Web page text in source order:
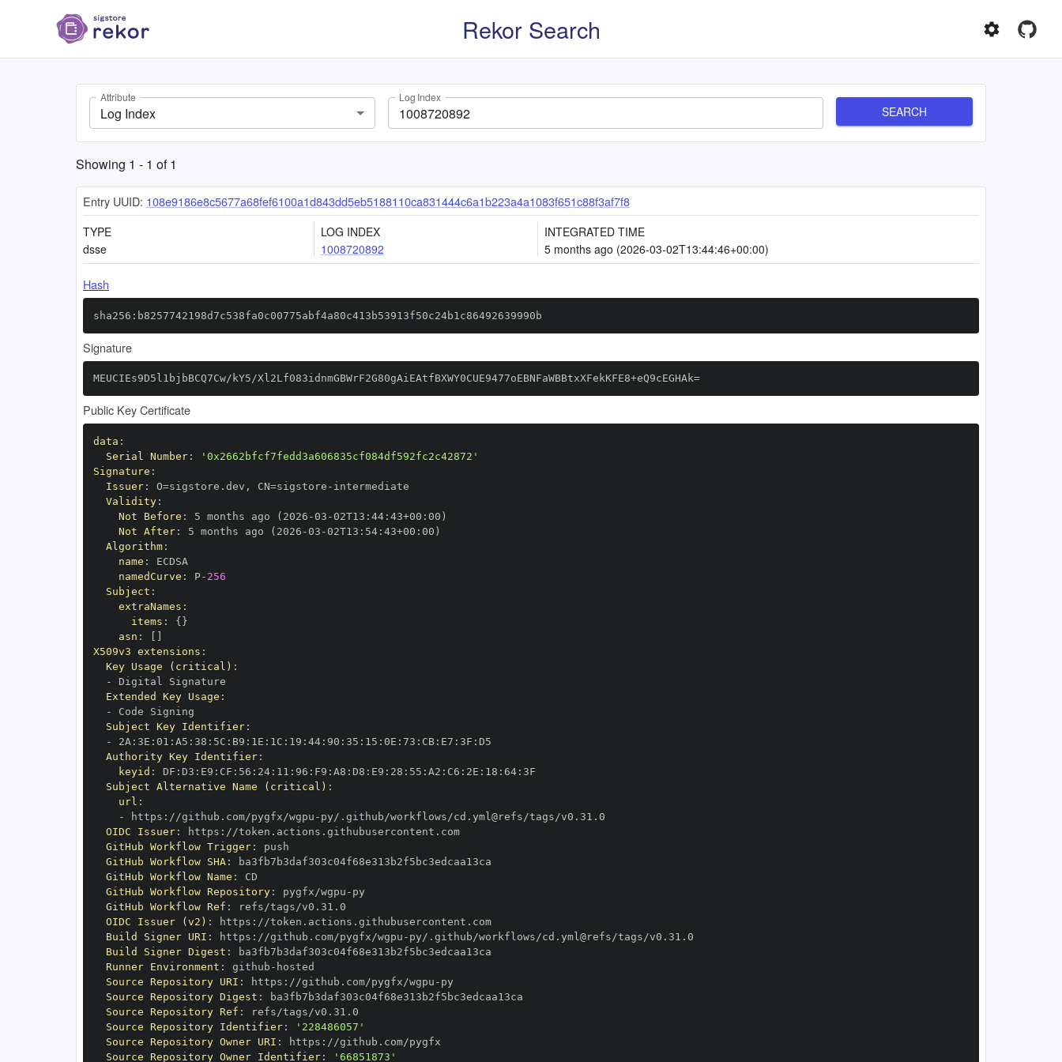
Rekor Search
Attribute
Log Index
Log Index
SEARCH
Showing 1 - 1 of1
Entry UUID: 108e9186e8c5677a68fef6100a1d843dd5eb5188110ca831444c6a1b223a4a1083f651c88f3af7f8
TYPE
dsse
LOG INDEX
1008720892
INTEGRATED TIME
5 months ago (2026-03-02T13:44:46+00:00)
Hash
sha256:b8257742198d7c538fa0c00775abf4a80c413b53913f50c24b1c86492639990b
Signature
MEUCIEs9D5l1bjbBCQ7Cw/kY5/Xl2Lf083idnmGBWrF2G80gAiEAtfBXWY0CUE9477oEBNFaWBBtxXFekKFE8+eQ9cEGHAk=
Public Key Certificate
data :
Serial Number:
'0x2662bfcf7fedd3a606835cf084df592fc2c42872'
Signature :
Issuer: O=sigstore.dev , CN=sigstore -
Validity:
Not Before : 5 months ago (2026 -03 -02T13 : 44: 43+00 :
Not After: 5 months ago (2026 -03 -02T13 : 54: 43+00 :
Algorithm:
name :
namedCurve : P- 256
Subject :
extraNames :
items : { }
asn :
X509v3 extensions :
Key Usage (critical) :
-
Extended Key Usage :
-
Subject Key Identifier:
-
2A : 3E : 01 : A5 : 38 : 5C : B9 : 1E : 1C : 19 : 44: 90 : 35 : 15 : 0E : 73 : CB: E7 : 3F :
Authority Key Identifier:
keyid : DF : D3 : E9 : CF : 56 : 24: 11 : 96 : F9 : A8 : D8 : E9 : 28 : 55 : A2 : C6 : 2E : 18 : 64:
Subject Alternative Name (critical) :
url :
-
https : //github.com/pygfx/wgpu -
OIDC Issuer: https :
//token.actions.githubusercontent.com
GitHub Workflow Trigger:
GitHub Workflow SHA:
GitHub Workflow Name :
GitHub Workflow Repository: pygfx/wgpu -
GitHub Workflow Ref :
OIDC Issuer (v2) : https :
//token.actions.githubusercontent.com
Build Signer URI : https : //github.com/pygfx/wgpu -
Build Signer Digest :
Runner Environment : github -
Source Repository URI : https : //github.com/pygfx/wgpu -
Source Repository Digest :
Source Repository Ref :
Source Repository Identifier:
'228486057'
Source Repository Owner URI : https :
Source Repository Owner Identifier: '66851873'